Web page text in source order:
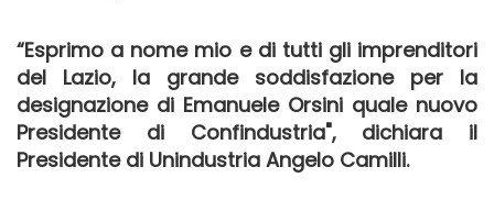
“Esprimo a nome mio e di tutti gli imprenditori
del Lazio, la grande soddisfazione per la
designazione di Emanuele Orsini quale nuovo
Presidente di Confindustria", dichiara il
Presidente di Unindustria Angelo Camilli.